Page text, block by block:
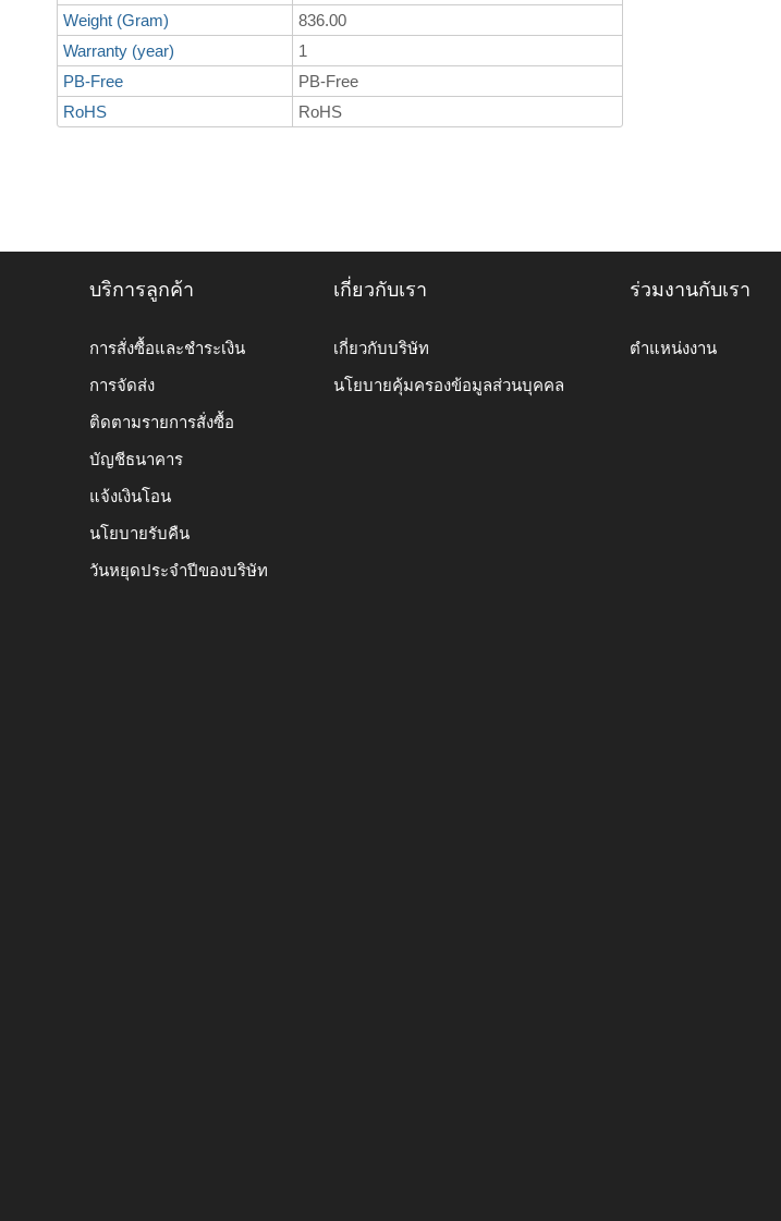
Weight (Gram)
836.00
Warranty (year)
1
PB-Free
PB-Free
RoHS
RoHS
บริการลูกค้า
การสั่งซื้อและชำระเงิน
การจัดส่ง
ติดตามรายการสั่งซื้อ
บัญชีธนาคาร
แจ้งเงินโอน
นโยบายรับคืน
วันหยุดประจำปีของบริษัท
เกี่ยวกับเรา
เกี่ยวกับบริษัท
นโยบายคุ้มครองข้อมูลส่วนบุคคล
ร่วมงานกับเรา
ตำแหน่งงาน